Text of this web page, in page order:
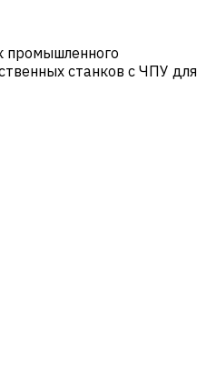
станков с ЧПУ для